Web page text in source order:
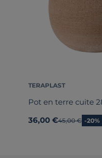
TERAPLAST
Pot en terre cuite
36,00 €Ancien prix
45,00 € -20%